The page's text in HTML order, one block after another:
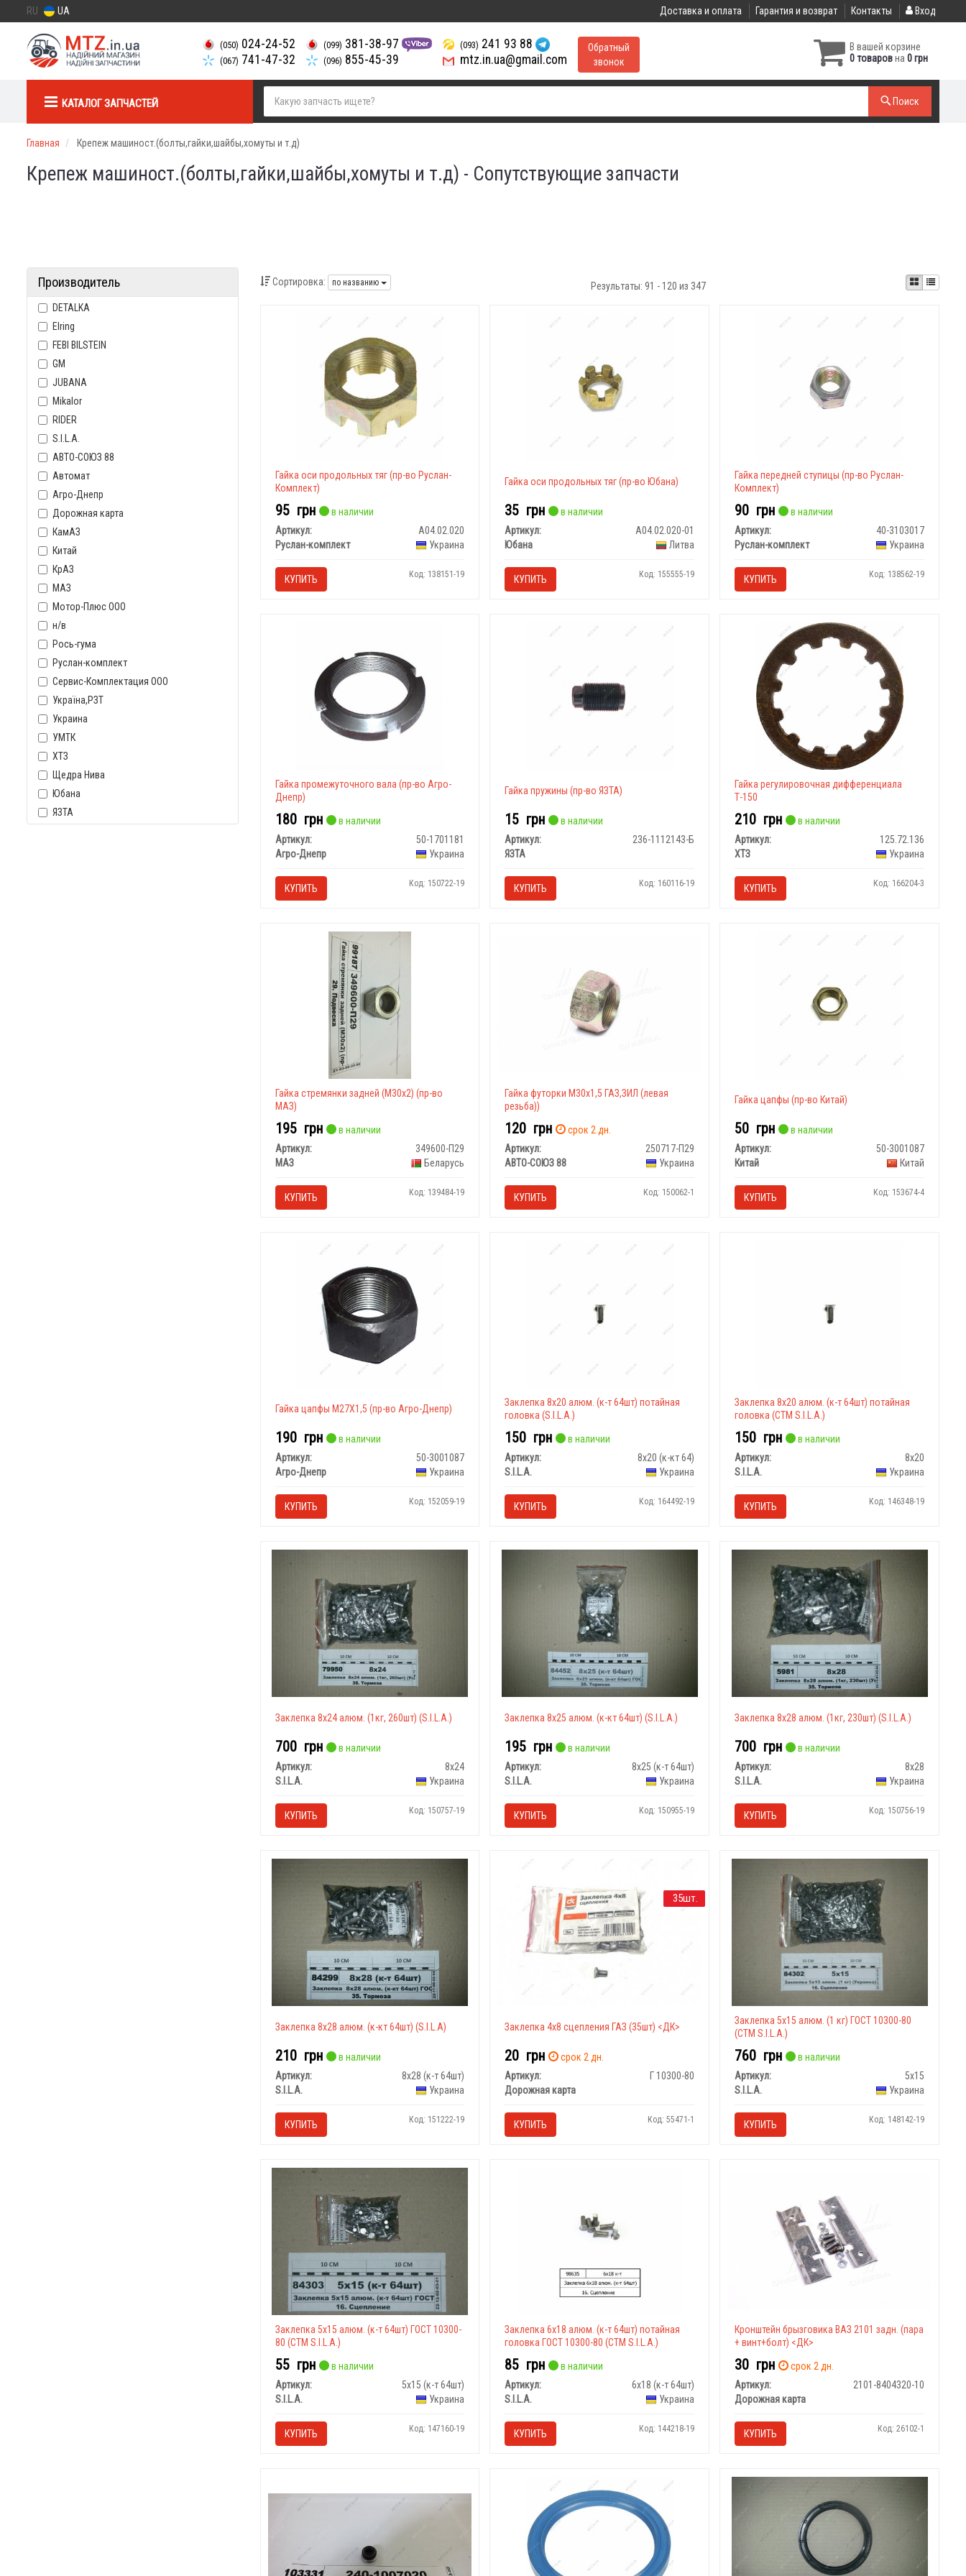
RU UA Доставка и оплата Гарантия и возврат Контакты Вход
(050) 024-24-52
(067) 741-47-32
(099) 381-38-97
(096) 855-45-39
(093) 241 93 88
mtz.in.ua@gmail.com
Обратный
звонок
В вашей корзине
0 товаровна 0 грн
КАТАЛОГ ЗАПЧАСТЕЙ Поиск
Главная Крепеж машиност.(болты,гайки,шайбы,хомуты и т.д)
Крепеж машиност.(болты,гайки,шайбы,хомуты и т.д) - Сопутствующие запчасти
Производитель
DETALKA
Elring
FEBI BILSTEIN
GM
JUBANA
Mikalor
RIDER
S.I.L.A.
АВТО-СОЮЗ 88
Автомат
Агро-Днепр
Дорожная карта
КамАЗ
Китай
КрАЗ
МАЗ
Мотор-Плюс ООО
н/в
Рось-гума
Руслан-комплект
Сервис-Комплектация ООО
Україна,РЗТ
Украина
УМТК
ХТЗ
Щедра Нива
Юбана
ЯЗТА
Сортировка: по названию Результаты: 91 - 120 из 347
Гайка оси продольных тяг (пр-во Руслан-
Комплект)
95 грн
в наличии
Артикул:
А04.02.020
Руслан-комплект
Украина
КУПИТЬ Код: 138151-19
Гайка оси продольных тяг (пр-во Юбана)
35 грн
в наличии
Артикул:
А04.02.020-01
Юбана
Литва
КУПИТЬ Код: 155555-19
Гайка передней ступицы (пр-во Руслан-
Комплект)
90 грн
в наличии
Артикул:
40-3103017
Руслан-комплект
Украина
КУПИТЬ Код: 138562-19
Гайка промежуточного вала (пр-во Агро-
Днепр)
180 грн
в наличии
Артикул:
50-1701181
Агро-Днепр
Украина
КУПИТЬ Код: 150722-19
Гайка пружины (пр-во ЯЗТА)
15 грн
в наличии
Артикул:
236-1112143-Б
ЯЗТА
КУПИТЬ Код: 160116-19
Гайка регулировочная дифференциала
Т-150
210 грн
в наличии
Артикул:
125.72.136
ХТЗ
Украина
КУПИТЬ Код: 166204-3
Гайка стремянки задней (М30х2) (пр-во
МАЗ)
195 грн
в наличии
Артикул:
349600-П29
МАЗ
Беларусь
КУПИТЬ Код: 139484-19
Гайка футорки М30х1,5 ГАЗ,ЗИЛ (левая
резьба))
120 грн
срок 2 дн.
Артикул:
250717-П29
АВТО-СОЮЗ 88
Украина
КУПИТЬ Код: 150062-1
Гайка цапфы (пр-во Китай)
50 грн
в наличии
Артикул:
50-3001087
Китай
Китай
КУПИТЬ Код: 153674-4
Гайка цапфы М27X1,5 (пр-во Агро-Днепр)
190 грн
в наличии
Артикул:
50-3001087
Агро-Днепр
Украина
КУПИТЬ Код: 152059-19
Заклепка 8х20 алюм. (к-т 64шт) потайная
головка (S.I.L.A.)
150 грн
в наличии
Артикул:
8х20 (к-кт 64)
S.I.L.A.
Украина
КУПИТЬ Код: 164492-19
Заклепка 8х20 алюм. (к-т 64шт) потайная
головка (СТМ S.I.L.A.)
150 грн
в наличии
Артикул:
8х20
S.I.L.A.
Украина
КУПИТЬ Код: 146348-19
Заклепка 8х24 алюм. (1кг, 260шт) (S.I.L.A.)
700 грн
в наличии
Артикул:
8х24
S.I.L.A.
Украина
КУПИТЬ Код: 150757-19
Заклепка 8х25 алюм. (к-кт 64шт) (S.I.L.A.)
195 грн
в наличии
Артикул:
8х25 (к-т 64шт)
S.I.L.A.
Украина
КУПИТЬ Код: 150955-19
Заклепка 8х28 алюм. (1кг, 230шт) (S.I.L.A.)
700 грн
в наличии
Артикул:
8х28
S.I.L.A.
Украина
КУПИТЬ Код: 150756-19
Заклепка 8х28 алюм. (к-кт 64шт) (S.I.L.A)
210 грн
в наличии
Артикул:
8х28 (к-т 64шт)
S.I.L.A.
Украина
КУПИТЬ Код: 151222-19
Заклепка 4х8 сцепления ГАЗ (35шт) <ДК>
20 грн
срок 2 дн.
Артикул:
Г 10300-80
Дорожная карта
КУПИТЬ Код: 55471-1
35шт.
Заклепка 5х15 алюм. (1 кг) ГОСТ 10300-80
(СТМ S.I.L.A.)
760 грн
в наличии
Артикул:
5х15
S.I.L.A.
Украина
КУПИТЬ Код: 148142-19
Заклепка 5х15 алюм. (к-т 64шт) ГОСТ 10300-
80 (СТМ S.I.L.A.)
55 грн
в наличии
Артикул:
5х15 (к-т 64шт)
S.I.L.A.
Украина
КУПИТЬ Код: 147160-19
Заклепка 6х18 алюм. (к-т 64шт) потайная
головка ГОСТ 10300-80 (СТМ S.I.L.A.)
85 грн
в наличии
Артикул:
6х18 (к-т 64шт)
S.I.L.A.
Украина
КУПИТЬ Код: 144218-19
Кронштейн брызговика ВАЗ 2101 задн. (пара
+ винт+болт) <ДК>
30 грн
срок 2 дн.
Артикул:
2101-8404320-10
Дорожная карта
КУПИТЬ Код: 26102-1